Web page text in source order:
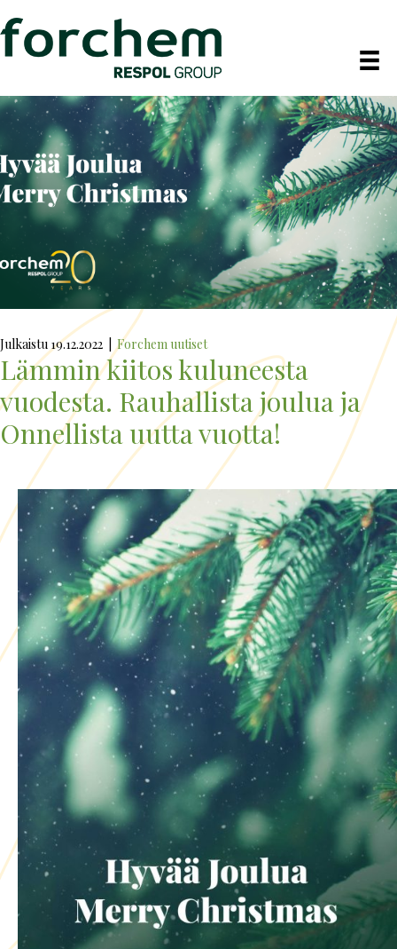
Julkaistu 19.12.2022 Forchem uutiset
Lämmin kiitos kuluneesta
vuodesta. Rauhallista joulua ja
Onnellista uutta vuotta!